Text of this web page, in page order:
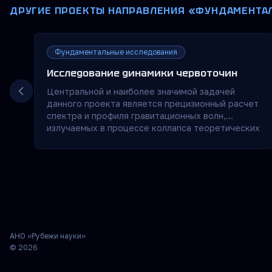
ДРУГИЕ ПРОЕКТЫ НАПРАВЛЕНИЯ
Фундаментальные исследования
Исследование динамики червоточин
Центральной и наиболее значимой задачей
данного проекта является прецизионный расчет
спектра и профиля гравитационных волн,
излучаемых в процессе коллапса теоретических
осуществляется методами комплексного
постановки задачи является задание начальных
АНО «Рубежи науки»
© 2026
На сайте используются
аналитики. С их помощью